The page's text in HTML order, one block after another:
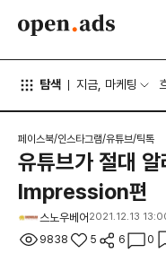
탐색 지금, 마케팅
페이스북/인스타그램/유튜브/틱톡
유튜브가 절대
Impression편
스노우베어 2021.12.13
9838 5 6 0